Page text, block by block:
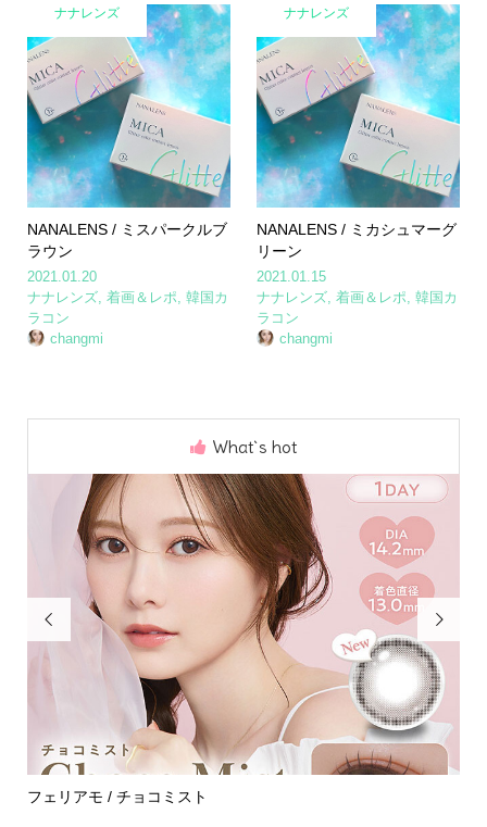
ナナレンズ
NANALENS / ミスパークルブ
ラウン
2021.01.20
ナナレンズ, 着画＆レポ 韓国カ
ラコン
changmi
ナナレンズ
NANALENS / ミカシュマーグ
リーン
2021.01.15
ナナレンズ ,着画＆レポ ,韓国カ
ラコン
changmi
What`s hot

フェリアモ / チョコミスト
